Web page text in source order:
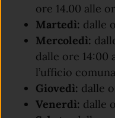
ore 14.00 alle
Martedì: dalle
Mercoledì:
dalle ore 14:00
l’ufficio
Giovedì: dalle
Venerdì: dalle